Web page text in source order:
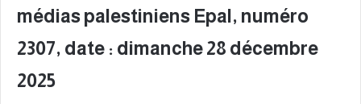
médias palestiniens Epal, numéro
2307, date : dimanche 28 décembre
2025